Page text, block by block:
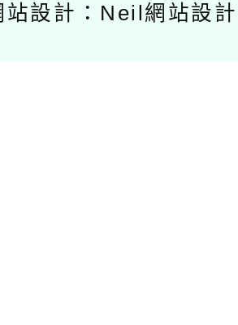
站設計：Neil網站設